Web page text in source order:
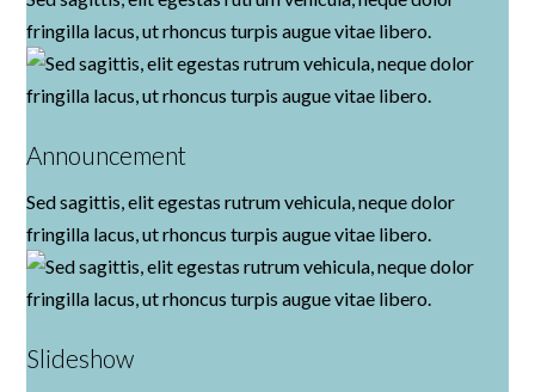
fringilla lacus, ut rhoncus turpis augue vitae libero.
Announcement
Sed sagittis, elit egestas rutrum vehicula, neque dolor
fringilla lacus, ut rhoncus turpis augue vitae libero.
Slideshow